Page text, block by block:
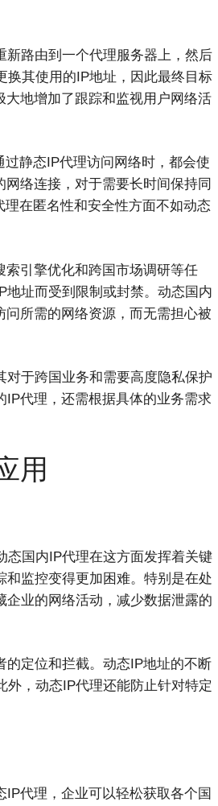
路由到一个代理服务器上，然后
换其使用的IP地址，因此最终目标
地增加了跟踪和监视用户网络活
静态IP代理访问网络时，都会使
络连接，对于需要长时间保持同
在匿名性和安全性方面不如动态
引擎优化和跨国市场调研等任
址而受到限制或封禁。动态国内
所需的网络资源，而无需担心被
于跨国业务和需要高度隐私保护
代理，还需根据具体的业务需求
用
态国内IP代理在这方面发挥着关键
监控变得更加困难。特别是在处
业的网络活动，减少数据泄露的
定位和拦截。动态IP地址的不断
，动态IP代理还能防止针对特定
代理，企业可以轻松获取各个国